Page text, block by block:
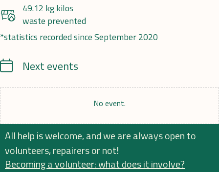
49.12 kg kilos
waste prevented
*statistics recorded since September 2020
CalendrierNext events
No event.
All help is welcome, and we are always open to
volunteers, repairers or not!
Becoming a volunteer: what does it involve?